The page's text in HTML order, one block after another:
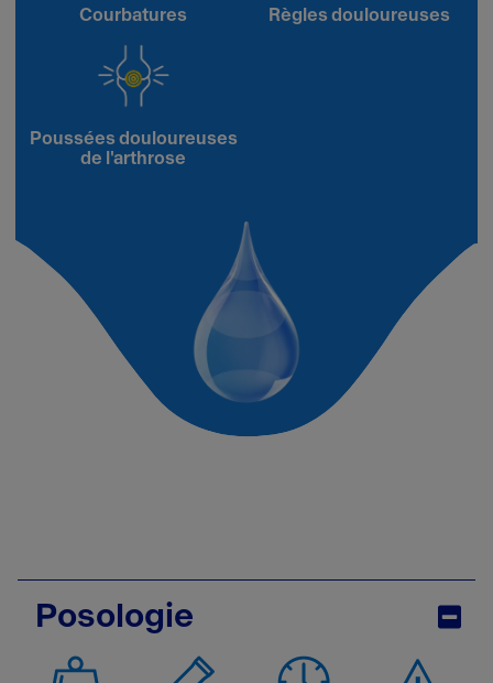
Courbatures Règles douloureuses
Poussées douloureuses
de l'arthrose
Posologie